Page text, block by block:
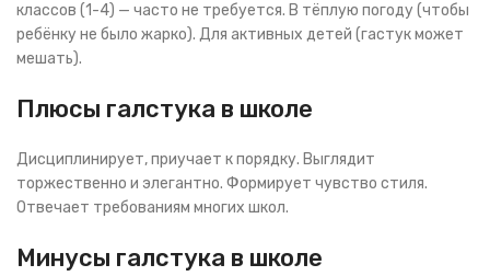
классов (1-4) — часто не требуется. В тёплую погоду (чтобы
ребёнку не было жарко). Для активных детей (гастук может
мешать).
Плюсы галстука в школе
Дисциплинирует, приучает к порядку. Выглядит
торжественно и элегантно. Формирует чувство стиля.
Отвечает требованиям многих школ.
Минусы галстука в школе